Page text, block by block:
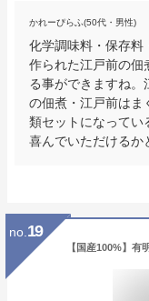
かれーぴらふ(50代・男性)
化学調味料・保存料
作られた江戸前の佃
る事ができますね
の佃煮・江戸前はま
類セットになってい
喜んでいただけるか
no. 19